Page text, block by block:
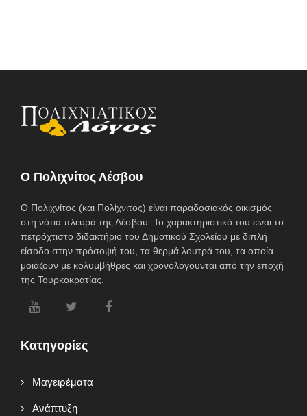
O Πολιχνίτος Λέσβου
Ο Πολιχνίτος (και Πολίχνιτος) είναι παραδοσιακός οικισμός
στη νότια πλευρά της Λέσβου. Το χαρακτηριστικό του είναι το
πετρόχτιστο διδακτήριο του Δημοτικού Σχολείου με διπλή
είσοδο στην πρόσοψή του, τα θερμά λουτρά του, τα οποία
μοιάζουν με κολυμβήθρες και χρονολογούνται από την εποχή
της Τουρκοκρατίας.
Κατηγορίες
Mαγειρέματα
Ανάπτυξη